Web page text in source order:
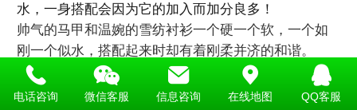
水，一身搭配会因为它的加入而加分良多！
帅气的马甲和温婉的雪纺衬衫一个硬一个软，一个如
刚一个似水，搭配起来时却有着刚柔并济的和谐。
电话咨询 微信客服 信息咨询 在线地图 QQ客服